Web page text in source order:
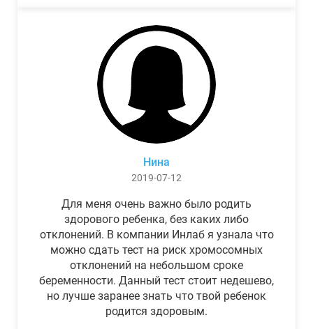
Нина
2019-07-12
Для меня очень важно было родить
здорового ребенка, без каких либо
отклонений. В компании Инлаб я узнала что
можно сдать тест на риск хромосомных
отклонений на небольшом сроке
беременности. Данный тест стоит недешево,
но лучше заранее знать что твой ребенок
родится здоровым.